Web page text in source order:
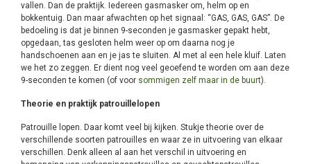
vallen. Dan de praktijk. Iedereen gasmasker om, helm op en
bokkentuig. Dan maar afwachten op het signaal: “GAS, GAS, GAS”. De
bedoeling is dat je binnen 9-seconden je gasmasker gepakt hebt,
opgedaan, tas gesloten helm weer op om daarna nog je
handschoenen aan en je jas te sluiten. Al met al een hele kluif. Laten
we het zo zeggen. Er dient nog veel geoefend te worden om aan deze
9-seconden te komen (of voor sommigen zelf maar in de buurt).
Theorie en praktijk patrouillelopen
Patrouille lopen. Daar komt veel bij kijken. Stukje theorie over de
verschillende soorten patrouilles en waar ze in uitvoering van elkaar
verschillen. Denk alleen al aan het verschil in uitvoering en